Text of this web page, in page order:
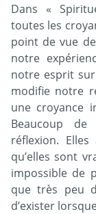
Dans «
toutes les
point de vue
notre
notre esprit
modifie notre
une croyance
Beaucoup
réflexion.
qu’elles sont
impossible de
que très peu
d’exister